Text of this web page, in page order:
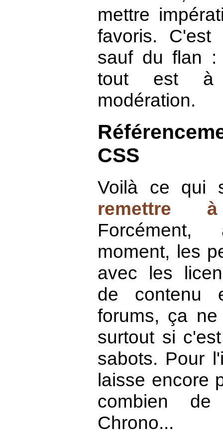
mettre
favoris. C'est
sauf du flan :
tout est à
modération.
CSS
Voilà ce qui
remettre
moment, les
avec les
de contenu
forums, ça
surtout si
sabots. Pour
laisse encore
combien
Chrono...